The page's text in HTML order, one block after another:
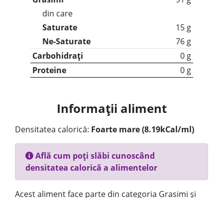
din care
Saturate
15 g
Ne-Saturate
76 g
Carbohidrați
0 g
Proteine
0 g
Informații aliment
Densitatea calorică: Foarte mare (8.19kCal/ml)
Află cum poți slăbi cunoscând
densitatea calorică a alimentelor
Acest aliment face parte din categoria Grasimi și